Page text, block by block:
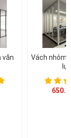
văn
Vách nhôm